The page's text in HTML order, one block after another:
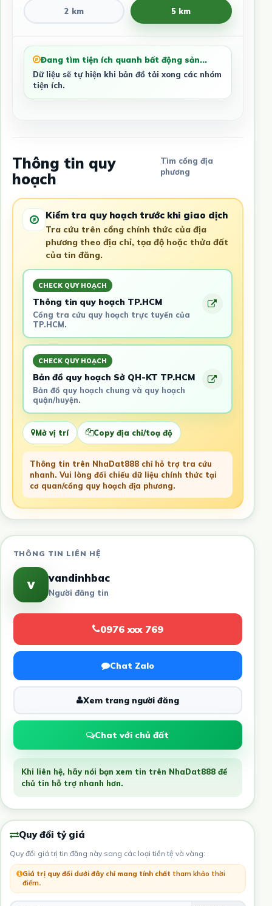
2 km 5 km
Đang tìm tiện ích quanh bất động sản...
Dữ liệu sẽ tự hiện khi bản đồ tải xong các nhóm
tiện ích.
Thông tin quy
hoạch
Tìm cổng địa
phương
Kiểm tra quy hoạch trước khi giao dịch
Tra cứu trên cổng chính thức của địa
phương theo địa chỉ, tọa độ hoặc thửa đất
của tin đăng.
CHECK QUY HOẠCH
Thông tin quy hoạch TP.HCM
Cổng tra cứu quy hoạch trực tuyến của
TP.HCM.
CHECK QUY HOẠCH
Bản đồ quy hoạch Sở QH-KT TP.HCM
Bản đồ quy hoạch chung và quy hoạch
quận/huyện.
Mở vị trí Copy địa chỉ/toạ độ
Thông tin trên NhaDat888 chỉ hỗ trợ tra cứu
nhanh. Vui lòng đối chiếu dữ liệu chính thức tại
cơ quan/cổng quy hoạch địa phương.
THÔNG TIN LIÊN HỆ
v vandinhbac
Người đăng tin
0976 xxx 769
Chat Zalo
Xem trang người đăng
Chat với chủ đất
Khi liên hệ, hãy nói bạn xem tin trên NhaDat888 để
chủ tin hỗ trợ nhanh hơn.
Quy đổi tỷ giá
Quy đổi giá trị tin đăng này sang các loại tiền tệ và vàng:
Giá trị quy đổi dưới đây chỉ mang tính chất tham khảo thời
điểm.